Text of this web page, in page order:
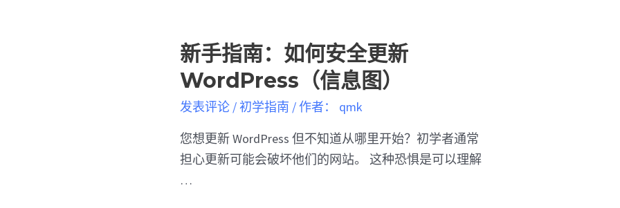
新手指南：如何安全更新
WordPress（信息图）
发表评论 /初学指南 / 作者：
qmk
您想更新 WordPress 但不知道从哪里开始？初学者通常
担心更新可能会破坏他们的网站。 这种恐惧是可以理解
…